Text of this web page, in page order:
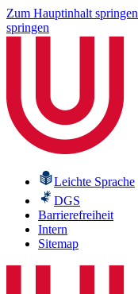
Zum Hauptinhalt springen
springen
Leichte Sprache
DGS
Barrierefreiheit
Intern
Sitemap